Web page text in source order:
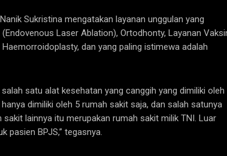
Sukristina mengatakan layanan unggulan yang
Laser Ablation), Ortodhonty, Layanan
dan yang paling istimewa adalah
satu alat kesehatan yang canggih yang dimiliki oleh
dimiliki oleh 5 rumah sakit saja, dan salah satunya
lainnya itu merupakan rumah sakit milik TNI. Luar
pasien BPJS,” tegasnya.